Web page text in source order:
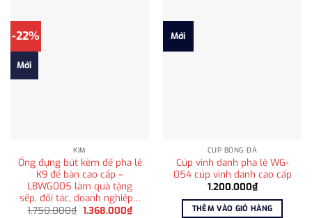
-22%
Mới
KIM
Ống đựng bút kèm đế pha lê
K9 để bàn cao cấp –
LBWG005 làm quà tặng
sếp, đối tác, doanh nghiệp…
1.750.000₫ Giá
1.368.000₫Giá
Mới
CÚP BÓNG ĐÁ
Cúp vinh danh pha lê WG-
054 cúp vinh danh cao cấp
1.200.000₫
THÊM VÀO GIỎ HÀNG